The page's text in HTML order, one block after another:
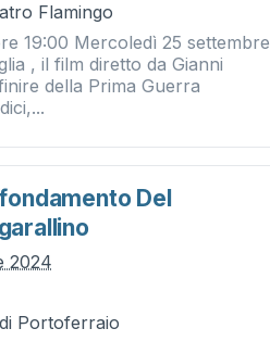
Flamingo
19:00 Mercoledì 25 settembre
, il film diretto da Gianni
della Prima Guerra
Del
2024
Portoferraio